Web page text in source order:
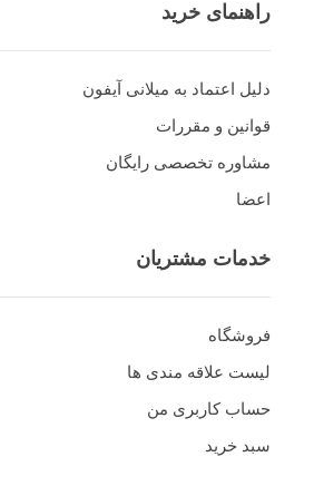
راهنمای خرید
دلیل اعتماد به میلانی آیفون
قوانین و مقررات
مشاوره تخصصی رایگان
اعضا
خدمات مشتریان
فروشگاه
لیست علاقه مندی ها
حساب کاربری من
سبد خرید